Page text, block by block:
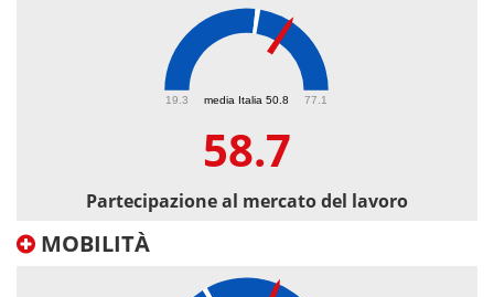
media Italia 50.8
19.3 77.1
58.7
Partecipazione al mercato del lavoro
MOBILITÀ